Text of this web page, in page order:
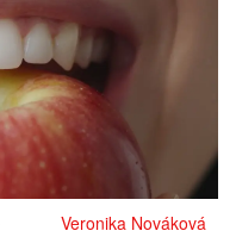
Veronika Nováková